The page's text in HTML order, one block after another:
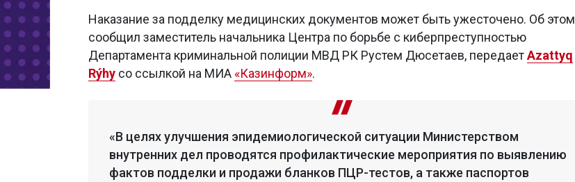
Наказание за подделку медицинских документов может быть ужесточено. Об этом
сообщил заместитель начальника Центра по борьбе с киберпреступностью
Департамента криминальной полиции МВД РК Рустем Дюсетаев, передаетAzattyq
Rýhy со ссылкой на МИА «Казинформ».
«В целях улучшения эпидемиологической ситуации Министерством
внутренних дел проводятся профилактические мероприятия по выявлению
фактов подделки и продажи бланков ПЦР-тестов, а также паспортов